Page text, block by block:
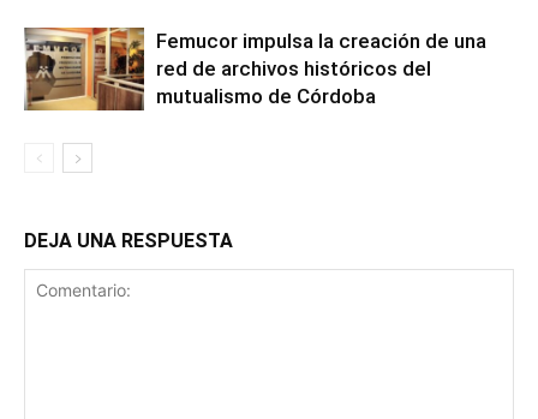
Femucor impulsa la creación de una
red de archivos históricos del
mutualismo de Córdoba
DEJA UNA RESPUESTA